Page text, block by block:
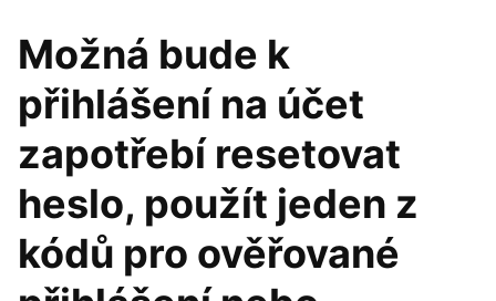
Možná bude k
přihlášení na účet
zapotřebí resetovat
heslo, použít jeden z
kódů pro ověřované